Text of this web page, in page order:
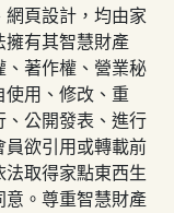
網頁設計，均由家
擁有其智慧財產
、著作權、營業秘
使用、修改、重
、公開發表、進行
員欲引用或轉載前
法取得家點東西生
意。尊重智慧財產